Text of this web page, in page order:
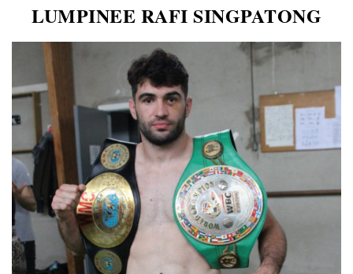
LUMPINEE RAFI SINGPATONG